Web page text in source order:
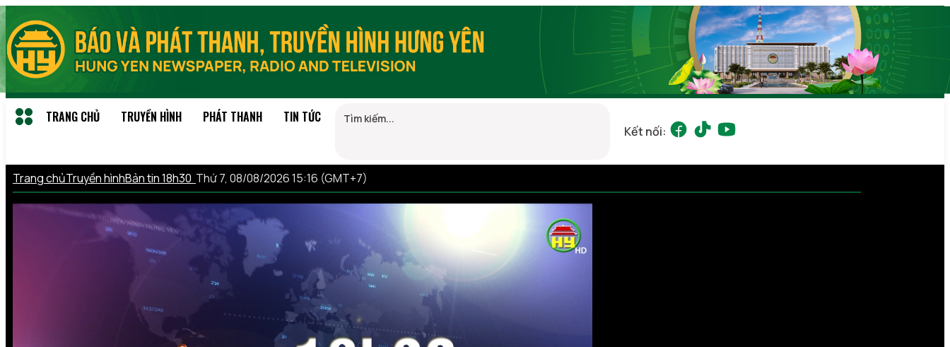
TRANG CHỦ TRUYỀN HÌNH PHÁT THANH TIN TỨC
Kết nối:
Trang chủTruyền hìnhBản tin 18h30 Thứ 7, 08/08/2026 15:16 (GMT+7)